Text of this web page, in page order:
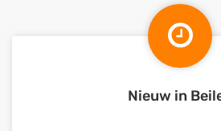
Nieuw in